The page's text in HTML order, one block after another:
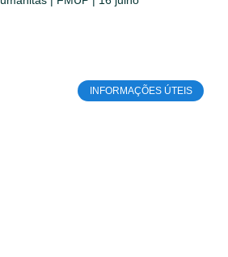
INFORMAÇÕES ÚTEIS